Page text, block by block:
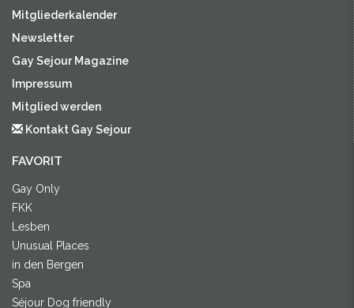
Mitgliederkalender
Newsletter
Gay Sejour Magazine
Impressum
Mitglied werden
Kontakt Gay Sejour
FAVORIT
Gay Only
FKK
Lesben
Unusual Places
in den Bergen
Spa
Séjour Dog friendly